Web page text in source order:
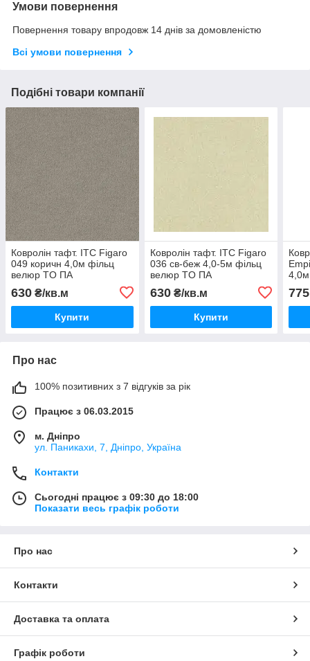
Умови повернення
Повернення товару впродовж 14 днів за домовленістю
Всі умови повернення
Подібні товари компанії
Ковролін тафт. ITC Figaro
049 коричн 4,0м фільц
велюр TO ПА
630 ₴/кв.м
Купити
Ковролін тафт. ITC Figaro
036 св-беж 4,0-5м фільц
велюр TO ПА
630₴/кв.м
Купити
775
Про нас
100% позитивних з 7 відгуків за рік
Працює з 06.03.2015
м. Дніпро
ул. Паникахи, 7, Дніпро, Україна
Контакти
Сьогодні працює з 09:30 до 18:00
Показати весь графік роботи
Про нас
Контакти
Доставка та оплата
Графік роботи